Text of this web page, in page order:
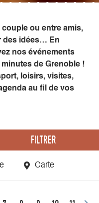
couple ou entre amis,
des idées… En
nos événements
de Grenoble !
loisirs, visites,
au fil de vos
Filtrer
Carte